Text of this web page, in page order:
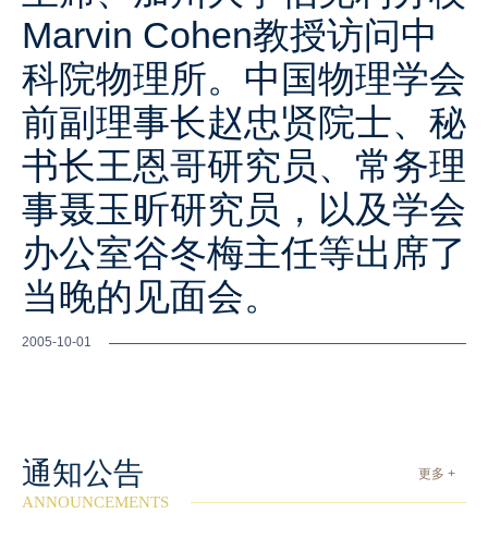
Marvin Cohen教授访问中
科院物理所。中国物理学会
前副理事长赵忠贤院士、秘
书长王恩哥研究员、常务理
事聂玉昕研究员，以及学会
办公室谷冬梅主任等出席了
当晚的见面会。
2005-10-01
通知公告 更多 +
ANNOUNCEMENTS